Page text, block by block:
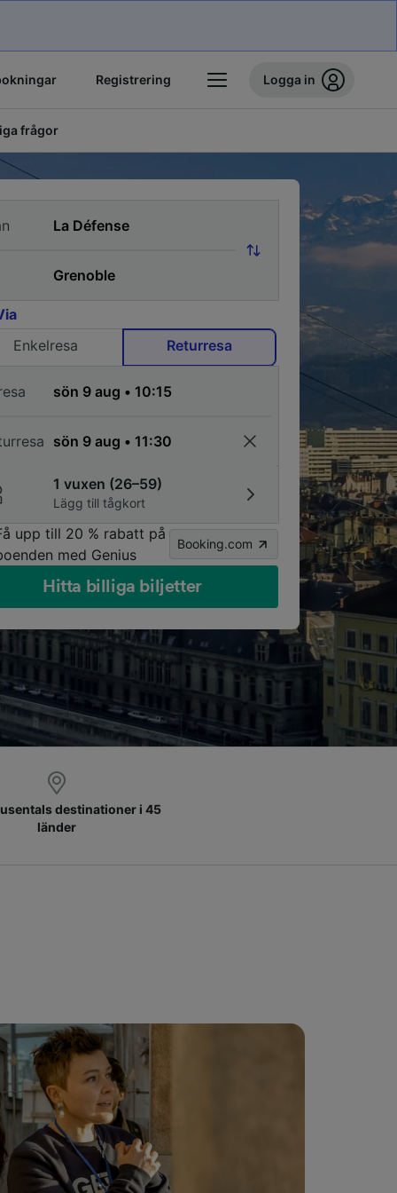
Registrering Logga in
frågor
Enkelresa
Returresa
1 vuxen (26–59)
Lägg till tågkort
upp till 20 % rabatt på
med Genius
Booking.com
Hitta billiga biljetter
destinationer i 45
länder